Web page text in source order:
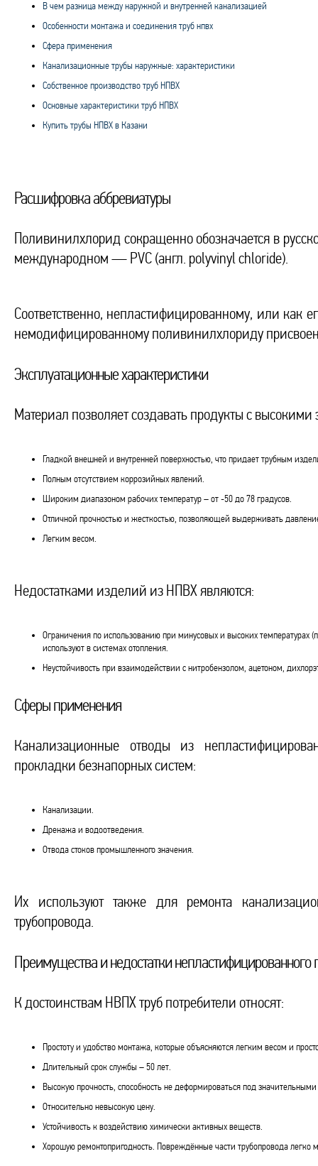
В чем разница между наружной и внутренней канализацией
Особенности монтажа и соединения труб нпвх
Сфера применения
Канализационные трубы наружные: характеристики
Собственное производство труб НПВХ
Основные характеристики труб НПВХ
Купить трубы НПВХ в Казани
Расшифровка аббревиатуры
Поливинилхлорид сокращенно обозначается в
международном — PVC (англ. polyvinyl chloride).
Соответственно, непластифицированному, или как
немодифицированному поливинилхлориду
Эксплуатационные характеристики
Материал позволяет создавать продукты с
Гладкой внешней и внутренней поверхностью, что придает трубным
Полным отсутствием коррозийных явлений.
Широким диапазоном рабочих температур – от -50 до 78 градусов.
Отличной прочностью и жесткостью, позволяющей выдерживать
Легким весом.
Недостатками изделий из НПВХ являются:
Ограничения по использованию при минусовых и высоких температурах
используют в системах отопления.
Неустойчивость при взаимодействии с нитробензолом, ацетоном,
Сферы применения
Канализационные отводы из
прокладки безнапорных систем:
Канализации.
Дренажа и водоотведения.
Отвода стоков промышленного значения.
Их используют также для ремонта
трубопровода.
Преимущества и недостатки
К достоинствам НВПХ труб потребители относят:
Простоту и удобство монтажа, которые объясняются легким весом и
Длительный срок службы – 50 лет.
Высокую прочность, способность не деформироваться под
Относительно невысокую цену.
Устойчивость к воздействию химически активных веществ.
Хорошую ремонтопригодность. Повреждённые части трубопровода